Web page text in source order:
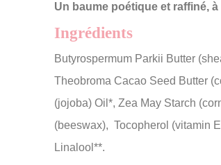
Un baume poétique et raffiné,
Ingrédients
Butyrospermum Parkii Butter
Theobroma Cacao Seed Butter
(jojoba) Oil*, Zea May Starch
(beeswax), Tocopherol (vitamin
Linalool**.